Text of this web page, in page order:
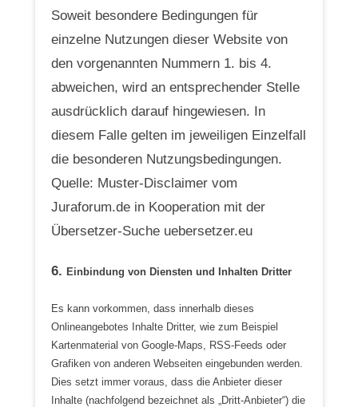
Soweit besondere Bedingungen für
einzelne Nutzungen dieser Website von
den vorgenannten Nummern 1. bis 4.
abweichen, wird an entsprechender Stelle
ausdrücklich darauf hingewiesen. In
diesem Falle gelten im jeweiligen Einzelfall
die besonderen Nutzungsbedingungen.
Quelle: Muster-Disclaimer vom
Juraforum.de in Kooperation mit der
Übersetzer-Suche uebersetzer.eu
6. Einbindung von Diensten und Inhalten Dritter
Es kann vorkommen, dass innerhalb dieses
Onlineangebotes Inhalte Dritter, wie zum Beispiel
Kartenmaterial von Google-Maps, RSS-Feeds oder
Grafiken von anderen Webseiten eingebunden werden.
Dies setzt immer voraus, dass die Anbieter dieser
Inhalte (nachfolgend bezeichnet als „Dritt-Anbieter“) die